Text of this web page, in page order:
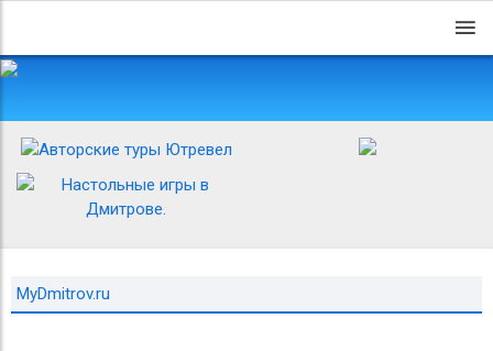
MyDmitrov.ru